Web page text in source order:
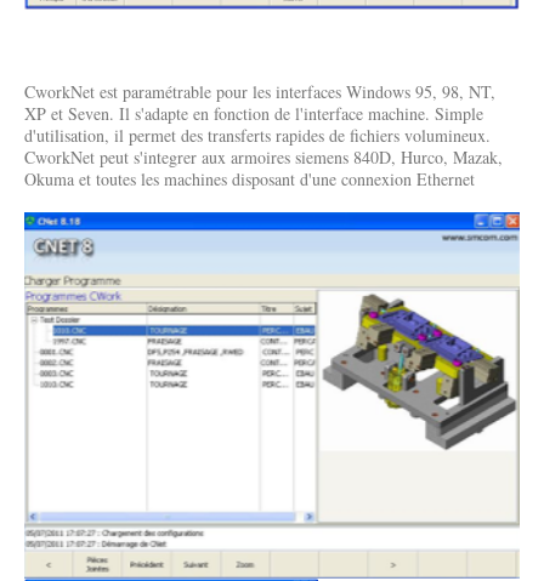
CworkNet est paramétrable pour les interfaces Windows 95, 98, NT,
XP et Seven. Il s'adapte en fonction de l'interface machine. Simple
d'utilisation, il permet des transferts rapides de fichiers volumineux.
CworkNet peut s'integrer aux armoires siemens 840D, Hurco, Mazak,
Okuma et toutes les machines disposant d'une connexion Ethernet